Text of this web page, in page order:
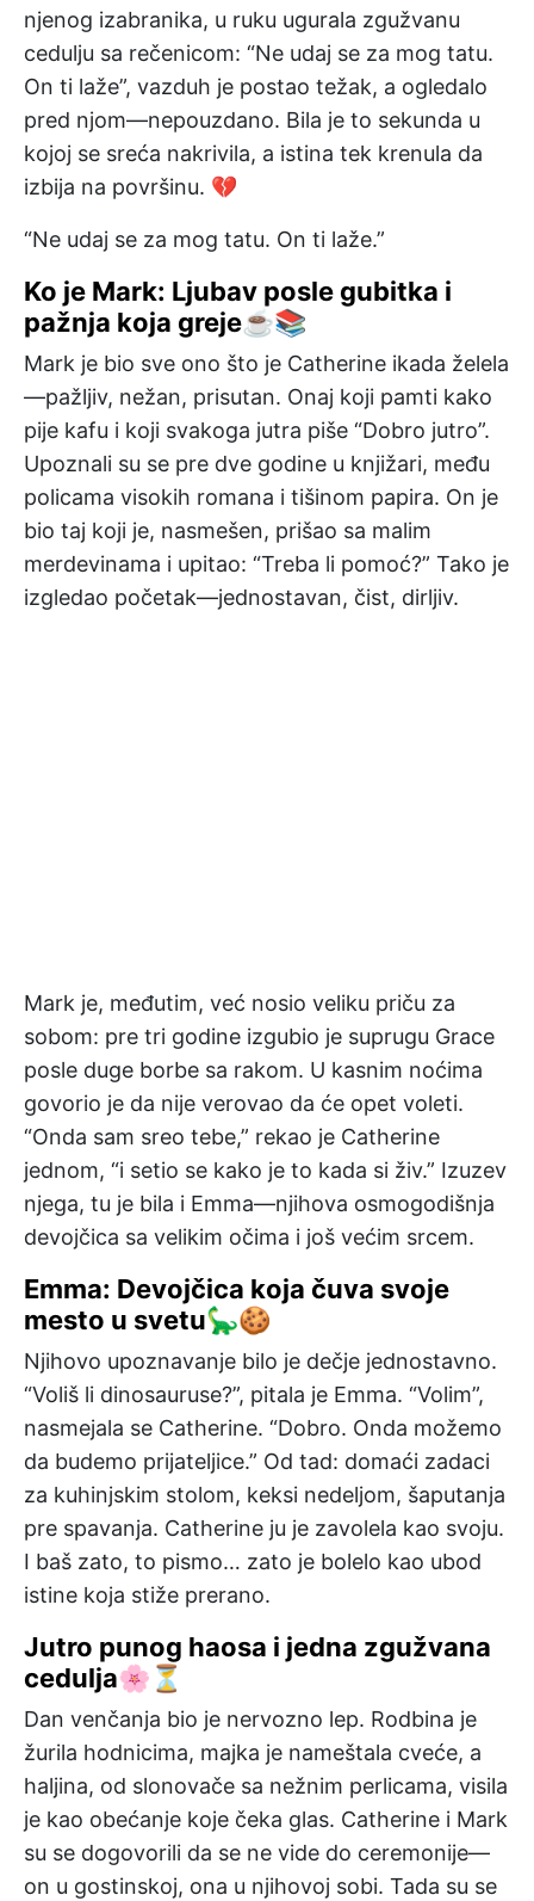
njenog izabranika, u ruku ugurala zgužvanu
cedulju sa rečenicom: “Ne udaj se za mog tatu.
On ti laže”, vazduh je postao težak, a ogledalo
pred njom—nepouzdano. Bila je to sekunda u
kojoj se sreća nakrivila, a istina tek krenula da
izbija na površinu. 💔
“Ne udaj se za mog tatu. On ti laže.”
Ko je Mark: Ljubav posle gubitka i
pažnja koja greje☕📚
Mark je bio sve ono što je Catherine ikada želela
—pažljiv, nežan, prisutan. Onaj koji pamti kako
pije kafu i koji svakoga jutra piše “Dobro jutro”.
Upoznali su se pre dve godine u knjižari, među
policama visokih romana i tišinom papira. On je
bio taj koji je, nasmešen, prišao sa malim
merdevinama i upitao: “Treba li pomoć?” Tako je
izgledao početak—jednostavan, čist, dirljiv.
Mark je, međutim, već nosio veliku priču za
sobom: pre tri godine izgubio je suprugu Grace
posle duge borbe sa rakom. U kasnim noćima
govorio je da nije verovao da će opet voleti.
“Onda sam sreo tebe,” rekao je Catherine
jednom, “i setio se kako je to kada si živ.” Izuzev
njega, tu je bila i Emma—njihova osmogodišnja
devojčica sa velikim očima i još većim srcem.
Emma: Devojčica koja čuva svoje
mesto u svetu🦕🍪
Njihovo upoznavanje bilo je dečje jednostavno.
“Voliš li dinosauruse?”, pitala je Emma. “Volim”,
nasmejala se Catherine. “Dobro. Onda možemo
da budemo prijateljice.” Od tad: domaći zadaci
za kuhinjskim stolom, keksi nedeljom, šaputanja
pre spavanja. Catherine ju je zavolela kao svoju.
I baš zato, to pismo… zato je bolelo kao ubod
istine koja stiže prerano.
Jutro punog haosa i jedna zgužvana
cedulja🌸⏳
Dan venčanja bio je nervozno lep. Rodbina je
žurila hodnicima, majka je nameštala cveće, a
haljina, od slonovače sa nežnim perlicama, visila
je kao obećanje koje čeka glas. Catherine i Mark
su se dogovorili da se ne vide do ceremonije—
on u gostinskoj, ona u njihovoj sobi. Tada su se